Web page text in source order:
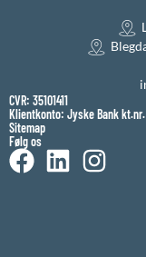
CVR: 35101411
Klientkonto: Jyske Bank kt.nr.
Sitemap
Følg os